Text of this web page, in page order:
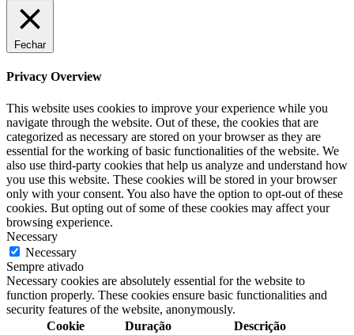
Fechar
Privacy Overview
This website uses cookies to improve your experience while you
navigate through the website. Out of these, the cookies that are
categorized as necessary are stored on your browser as they are
essential for the working of basic functionalities of the website. We
also use third-party cookies that help us analyze and understand how
you use this website. These cookies will be stored in your browser
only with your consent. You also have the option to opt-out of these
cookies. But opting out of some of these cookies may affect your
browsing experience.
Necessary
Necessary
Sempre ativado
Necessary cookies are absolutely essential for the website to
function properly. These cookies ensure basic functionalities and
security features of the website, anonymously.
Cookie
Duração Descrição